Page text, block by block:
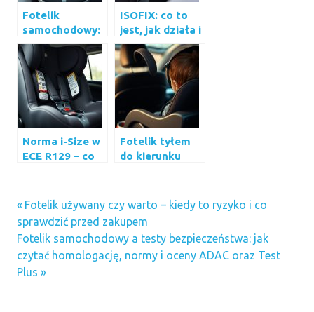
Fotelik
samochodowy:
jak dobrać go
do dziecka i
samochodu
ISOFIX: co to
jest, jak działa i
jak rozpoznać
punkty
mocowania w
aucie
Norma i-Size w
ECE R129 – co
foteliku i czym
różni się od R44
Fotelik tyłem
do kierunku
ma największy
sens
Nawigacja
wpisu
Previous
Post:
Fotelik używany czy warto – kiedy to ryzyko i co
sprawdzić przed zakupem
Next
Post:
Fotelik samochodowy a testy bezpieczeństwa: jak
czytać homologację, normy i oceny ADAC oraz Test
Plus